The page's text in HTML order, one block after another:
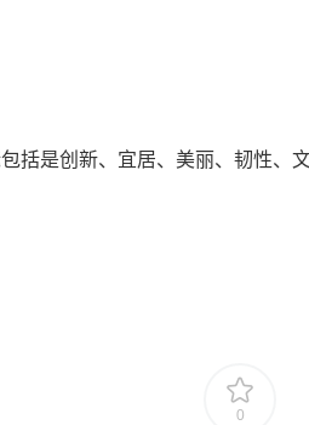
括是创新、宜居、美丽、韧性、
0